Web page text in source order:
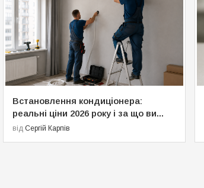
Встановлення кондиціонера:
реальні ціни 2026 року і за що ви...
від Сергій Карпів